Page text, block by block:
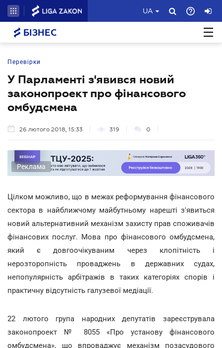
UA
БІЗНЕС
Перевірки
У Парламенті з'явився новий
законопроект про фінансового
омбудсмена
26 лютого 2018, 15:33 319 0
Реклама
Цілком можливо, що в межах реформування фінансового
сектора в найближчому майбутньому нарешті з'явиться
новий альтернативний механізм захисту прав споживачів
фінансових послуг. Мова про фінансового омбудсмена,
який є довгоочікуваним через клопітність і
нерозторопність проваджень в державних судах,
непопулярність арбітражів в таких категоріях спорів і
практичну відсутність галузевої медіації.
22 лютого група народних депутатів зареєструвала
законопроект № 8055 «Про установу фінансового
омбудсмена», що впроваджує механізм позасудового